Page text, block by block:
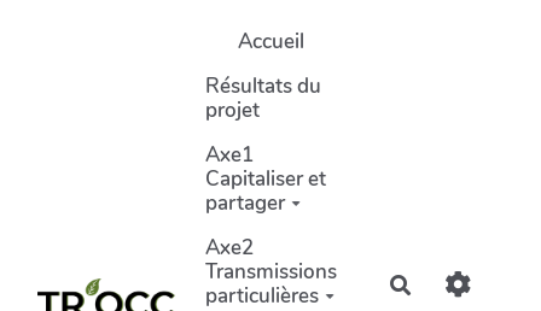
Aller au contenu principalAccueil
Résultats du
projet
Axe1
Capitaliser et
partager
Axe2
Transmissions
particulières
Rechercher